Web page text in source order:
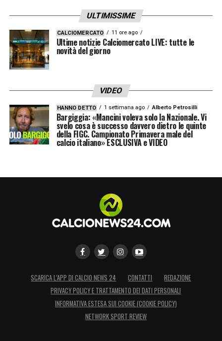
ULTIMISSIME
CALCIOMERCATO 11 ore ago
Ultime notizie Calciomercato LIVE: tutte le
novità del giorno
VIDEO
HANNO DETTO 1 settimana ago Alberto Petrosilli
Bargiggia: «Mancini voleva solo la Nazionale. Vi
svelo cosa è successo davvero dietro le quinte
della FIGC. Campionato Primavera male del
calcio italiano» ESCLUSIVA e VIDEO
SCARICA L’APP DI CALCIO NEWS 24 CONTATTI
REDAZIONE
PRIVACY POLICY E TRATTAMENTO DEI DATI PERSONALI
INFORMATIVA ESTESA SUI COOKIE (COOKIE POLICY)
NETWORK SPORT REVIEW